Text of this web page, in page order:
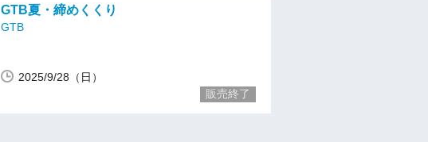
GTB夏・締めくくり
GTB
2025/9/28（日）
販売終了